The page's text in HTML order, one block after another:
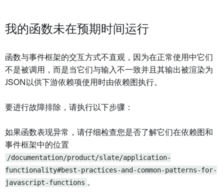
我的函数未在预期时间运行
函数与事件框架的交互方式不直观，因为在正常使用中它们
不是被调用，而是当它们与输入不一致并且其输出被渲染为
JSON以供下游依赖项使用时由依赖图执行。
要进行故障排除，请执行以下步骤：
如果函数表现异常，请仔细检查您是否了解它们在依赖图和
事件框架中的位置
/documentation/product/slate/application-
functionality#best-practices-and-common-patterns-for-
javascript-functions 。